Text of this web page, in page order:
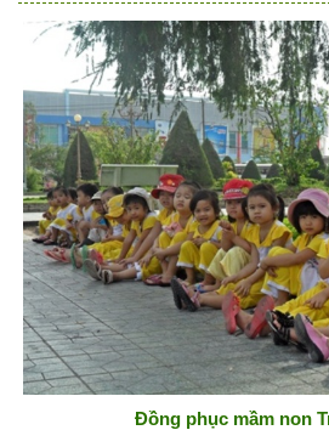
Đồng phục mầm non